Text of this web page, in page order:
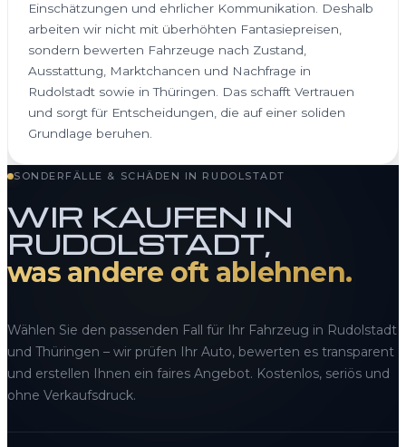
Einschätzungen und ehrlicher Kommunikation. Deshalb
arbeiten wir nicht mit überhöhten Fantasiepreisen,
sondern bewerten Fahrzeuge nach Zustand,
Ausstattung, Marktchancen und Nachfrage in
Rudolstadt sowie in Thüringen. Das schafft Vertrauen
und sorgt für Entscheidungen, die auf einer soliden
Grundlage beruhen.
SONDERFÄLLE & SCHÄDEN IN RUDOLSTADT
WIR KAUFEN IN
RUDOLSTADT,
was andere oft ablehnen.
Wählen Sie den passenden Fall für Ihr Fahrzeug in Rudolstadt
und Thüringen – wir prüfen Ihr Auto, bewerten es transparent
und erstellen Ihnen ein faires Angebot. Kostenlos, seriös und
ohne Verkaufsdruck.